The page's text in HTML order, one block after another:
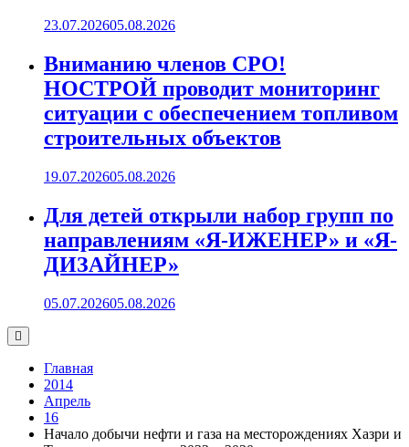
23.07.202605.08.2026
Вниманию членов СРО!
НОСТРОЙ проводит мониторинг
ситуации с обеспечением топливом
строительных объектов
19.07.202605.08.2026
Для детей открыли набор групп по
направлениям «Я-ИЖЕНЕР» и «Я-
ДИЗАЙНЕР»
05.07.202605.08.2026
Главная
2014
Апрель
16
Начало добычи нефти и газа на месторождениях Хазри и